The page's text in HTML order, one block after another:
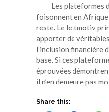
Les plateformes
foisonnent en Afrique
reste. Le leitmotiv
apporter de
l’inclusion financière
base. Si ces
éprouvées
il n’en demeure pas
Share this: